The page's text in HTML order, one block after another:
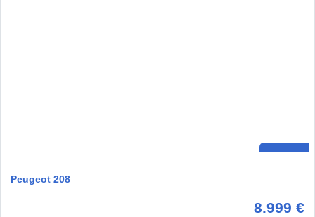
Peugeot 208
8.999 €